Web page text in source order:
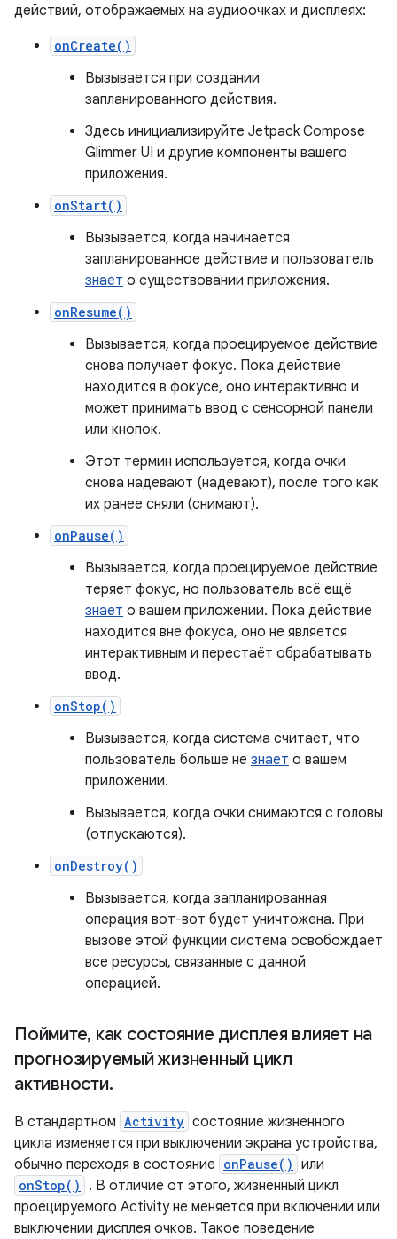
действий, отображаемых на аудиоочках и дисплеях:
onCreate()
Вызывается при создании
запланированного действия.
Здесь инициализируйте Jetpack Compose
Glimmer UI и другие компоненты вашего
приложения.
onStart()
Вызывается, когда начинается
запланированное действие и пользователь
знает о существовании приложения.
onResume()
Вызывается, когда проецируемое действие
снова получает фокус. Пока действие
находится в фокусе, оно интерактивно и
может принимать ввод с сенсорной панели
или кнопок.
Этот термин используется, когда очки
снова надевают (надевают), после того как
их ранее сняли (снимают).
onPause()
Вызывается, когда проецируемое действие
теряет фокус, но пользователь всё ещё
знает о вашем приложении. Пока действие
находится вне фокуса, оно не является
интерактивным и перестаёт обрабатывать
ввод.
onStop()
Вызывается, когда система считает, что
пользователь больше не знает о вашем
приложении.
Вызывается, когда очки снимаются с головы
(отпускаются).
onDestroy()
Вызывается, когда запланированная
операция вот-вот будет уничтожена. При
вызове этой функции система освобождает
все ресурсы, связанные с данной
операцией.
Поймите, как состояние дисплея влияет на
прогнозируемый жизненный цикл
активности.
В стандартном Activity состояние жизненного
цикла изменяется при выключении экрана устройства,
обычно переходя в состояние onPause() или
onStop()
. В отличие от этого, жизненный цикл
проецируемого Activity не меняется при включении или
выключении дисплея очков. Такое поведение